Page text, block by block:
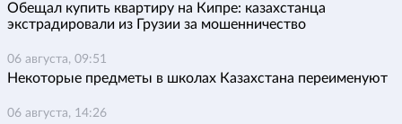
Обещал купить квартиру на Кипре: казахстанца
экстрадировали из Грузии за мошенничество
06 августа, 09:51
Некоторые предметы в школах Казахстана переименуют
06 августа, 14:26